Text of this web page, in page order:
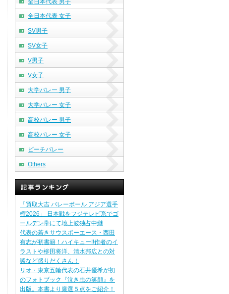
全日本代表 男子
全日本代表 女子
SV男子
SV女子
V男子
V女子
大学バレー 男子
大学バレー 女子
高校バレー 男子
高校バレー 女子
ビーチバレー
Others
「買取大吉 バレーボール アジア選手
権2026」 日本戦をフジテレビ系でゴ
ールデン帯にて地上波独占中継
代表の若きサウスポーエース・西田
有志が初書籍！ハイキュー!!作者のイ
ラストや柳田将洋、清水邦広との対
談など盛りだくさん！
リオ・東京五輪代表の石井優希が初
のフォトブック『泣き虫の笑顔』を
出版。本書より厳選５点をご紹介！